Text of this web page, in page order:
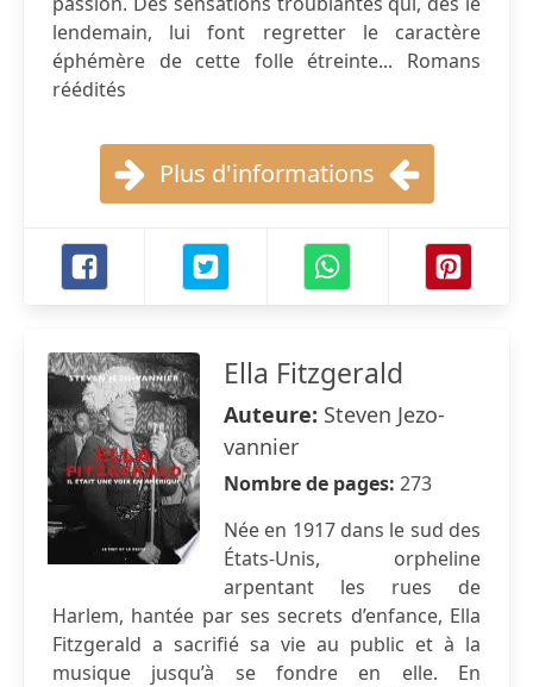
lendemain, lui font regretter le caractère
éphémère de cette folle étreinte... Romans
réédités
Plus d'informations
Ella Fitzgerald
Auteure: Steven Jezo-
vannier
Nombre de pages: 273
Née en 1917 dans le sud des
États-Unis, orpheline
arpentant les rues de
Harlem, hantée par ses secrets d’enfance, Ella
Fitzgerald a sacrifié sa vie au public et à la
musique jusqu’à se fondre en elle. En